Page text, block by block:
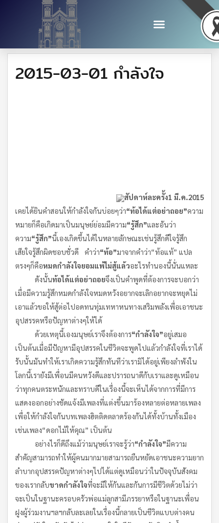
2015-03-01 กำลังใจ
สัปดาห์ละครั้ง1 มี.ค.2015
เคยได้ยินคำสอนให้กำลังใจกันบ่อยๆว่า“ท้อได้แต่อย่าถอย”ความ
หมายก็คือเกิดมาเป็นมนุษย์ย่อมมีความ“รู้สึก”และอันว่า
ความ“รู้สึก”นี้เองเกิดขึ้นได้ในหลายลักษณะเช่นรู้สึกดีใจรู้สึก
เสียใจรู้สึกผิดชอบชั่วดี คำว่า“ท้อ”มาจากคำว่า“ท้อแท้” แปล
ตรงๆก็คือหมดกำลังใจยอมแพ้ไม่สู้แล้วอะไรทำนองนี้นั่นแหละ
ดังนั้นท้อได้แต่อย่าถอยจึงเป็นคำพูดที่ต้องการจะบอกว่า
เมื่อมีความรู้สึกหมดกำลังใจหมดหวังอยากจะเลิกอยากจะหยุดไม่
เอาแล้วขอให้สู้ต่อไปอดทนทุ่มเทหาหนทางเสริมพลังเพื่อเอาชนะ
อุปสรรคหรือปัญหาต่างๆให้ได้
ด้วยเหตุนี้เองมนุษย์เราจึงต้องการ“กำลังใจ”อยู่เสมอ
เป็นต้นเมื่อมีปัญหามีอุปสรรคในชีวิตจะพูดไปแล้วกำลังใจที่เราได้
รับนั้นมันทำให้เราเกิดความรู้สึกทันทีว่าเรามิได้อยู่เพียงลำพังใน
โลกนี้เรายังมีเพื่อนมีคนหวังดีและปรารถนาดีกับเราและดูเหมือน
ว่าทุกคนตระหนักและทราบดีในเรื่องนี้จะเห็นได้จากการที่มีการ
แสดงออกอย่างชัดแจ้งมีเพลงที่แต่งขึ้นมาร้องหลายต่อหลายเพลง
เพื่อให้กำลังใจกันบทเพลงฮิตติดตลาดร้องกันได้ทั้งบ้านทั้งเมือง
เช่นเพลง“ดอกไม้ให้คุณ” เป็นต้น
อย่างไรก็ดีถึงแม้ว่ามนุษย์เราจะรู้ว่า“กำลังใจ”มีความ
สำคัญสามารถทำให้ผู้คนมากมายสามารถยืนหยัดเอาชนะความยาก
ลำบากอุปสรรคปัญหาต่างๆไปได้แต่ดูเหมือนว่าในปัจจุบันสังคม
ของเรากลับขาดกำลังใจที่จะมีให้กันและกันการมีชีวิตด้วยไม่ว่า
จะเป็นในฐานะครอบครัวพ่อแม่ลูกสามีภรรยาหรือในฐานะเพื่อน
ฝูงผู้ร่วมงานฯลฯกลับละเลยในเรื่องนี้กลายเป็นชีวิตแบบต่างคน